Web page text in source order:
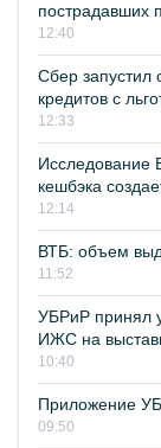
пострадавших
12:40
Сбер запустил
кредитов с
12:33
Исследование
кешбэка
12:14
ВТБ: объем
11:52
УБРиР принял
ИЖС на
10:40
Приложение
09:50